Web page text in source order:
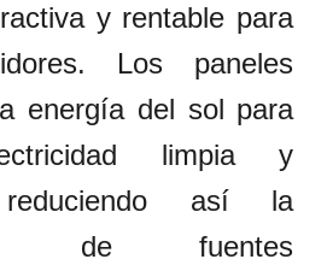
y rentable para
Los paneles
energía del sol para
limpia y
reduciendo así la
de fuentes